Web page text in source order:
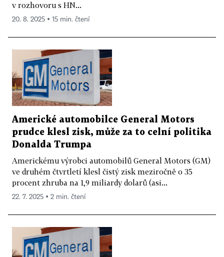
v rozhovoru s HN...
20. 8. 2025 ▪ 15 min. čtení
Americké automobilce General Motors
prudce klesl zisk, může za to celní politika
Donalda Trumpa
Americkému výrobci automobilů General Motors (GM)
ve druhém čtvrtletí klesl čistý zisk meziročně o 35
procent zhruba na 1,9 miliardy dolarů (asi...
22. 7. 2025 ▪ 2 min. čtení